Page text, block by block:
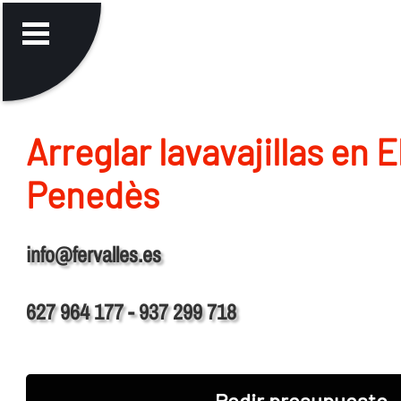
Arreglar lavavajillas en
Penedès
info@fervalles.es
627 964 177 - 937 299 718